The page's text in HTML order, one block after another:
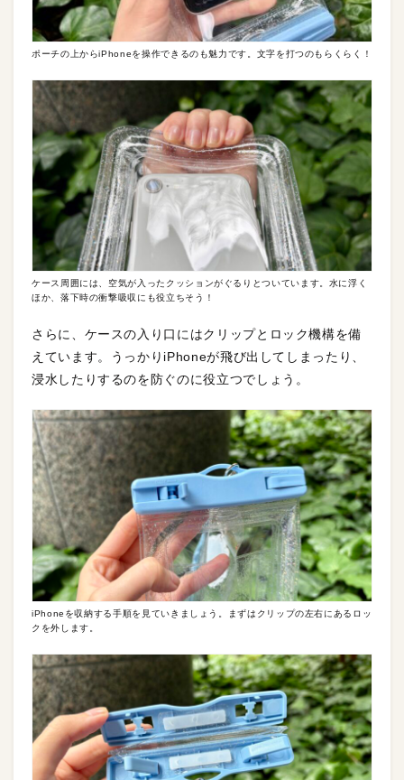
ポーチの上からiPhoneを操作できるのも魅力です。文字を打つのもらくらく！
ケース周囲には、空気が入ったクッションがぐるりとついています。水に浮く
ほか、落下時の衝撃吸収にも役立ちそう！
さらに、ケースの入り口にはクリップとロック機構を備
えています。うっかりiPhoneが飛び出してしまったり、
浸水したりするのを防ぐのに役立つでしょう。
iPhoneを収納する手順を見ていきましょう。まずはクリップの左右にあるロッ
クを外します。